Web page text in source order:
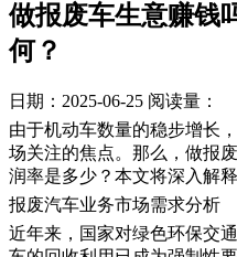
做报废车生意赚钱
何？
日期：2025-06-25 阅读量：
由于机动车数量的稳步增长
场关注的焦点。那么，做报
润率是多少？本文将深入解
报废汽车业务市场需求分析
近年来，国家对绿色环保交